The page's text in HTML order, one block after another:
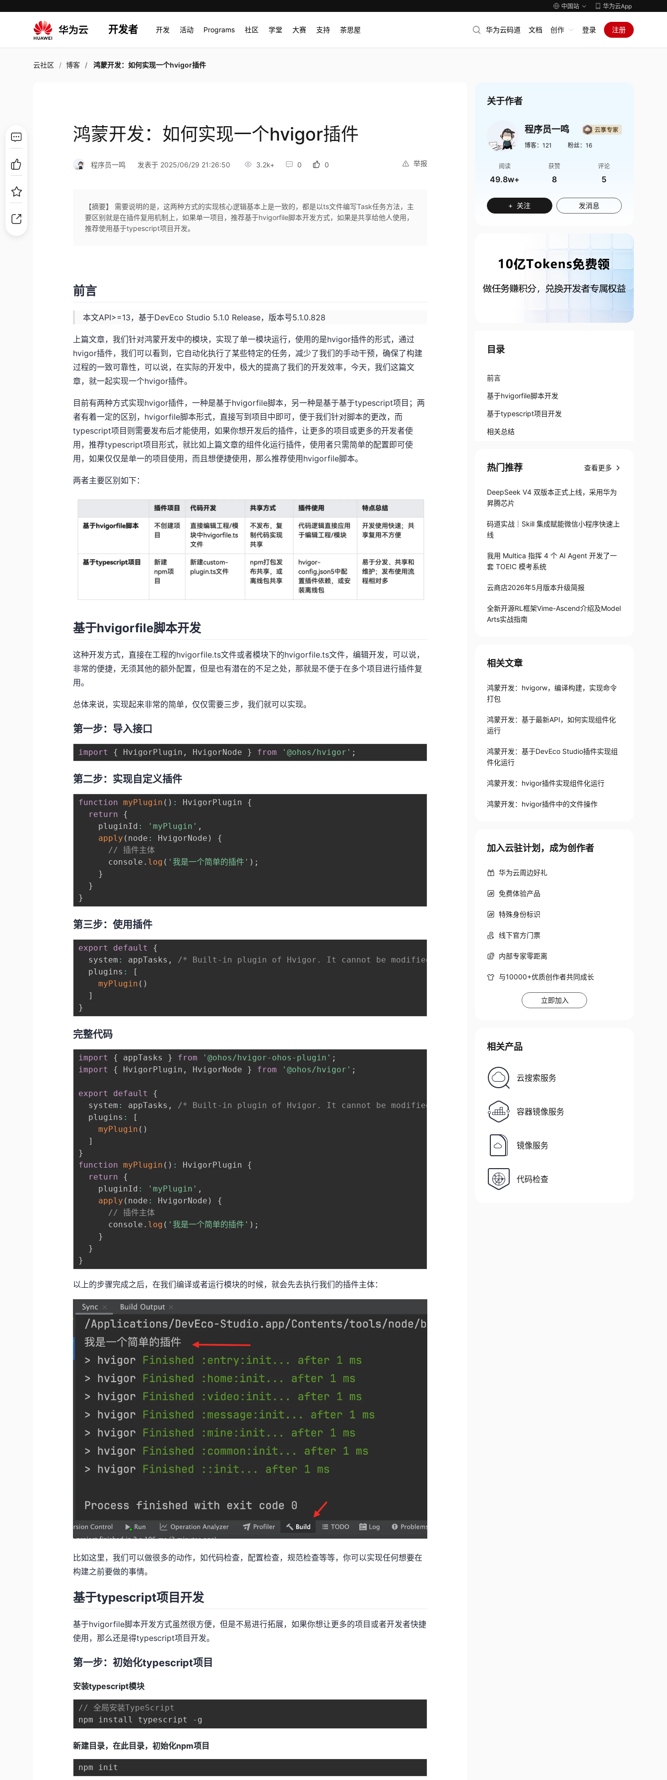
中国站 华为云App
开发者 开发 活动 Programs 社区 学堂 大赛 支持 茶思屋 华为云码道 文档 创作 登录 注册
云社区 博客 鸿蒙开发：如何实现一个hvigor插件
鸿蒙开发：如何实现一个hvigor插件
举报
程序员一鸣 发表于 2025/06/29 21:26:50 3.2k+ 0 0
【摘要】 需要说明的是，这两种方式的实现核心逻辑基本上是一致的，都是以ts文件编写Task任务方法，主
要区别就是在插件复用机制上，如果单一项目，推荐基于hvigorfile脚本开发方式，如果是共享给他人使用，
推荐使用基于typescript项目开发。
前言
本文API>=13，基于DevEco Studio 5.1.0 Release，版本号5.1.0.828
上篇文章，我们针对鸿蒙开发中的模块，实现了单一模块运行，使用的是hvigor插件的形式，通过
hvigor插件，我们可以看到，它自动化执行了某些特定的任务，减少了我们的手动干预，确保了构建
过程的一致可靠性，可以说，在实际的开发中，极大的提高了我们的开发效率，今天，我们这篇文
章，就一起实现一个hvigor插件。
目前有两种方式实现hvigor插件，一种是基于hvigorfile脚本，另一种是基于基于typescript项目；两
者有着一定的区别，hvigorfile脚本形式，直接写到项目中即可，便于我们针对脚本的更改，而
typescript项目则需要发布后才能使用，如果你想开发后的插件，让更多的项目或更多的开发者使
用，推荐typescript项目形式，就比如上篇文章的组件化运行插件，使用者只需简单的配置即可使
用，如果仅仅是单一的项目使用，而且想便捷使用，那么推荐使用hvigorfile脚本。
两者主要区别如下：
基于hvigorfile脚本开发
这种开发方式，直接在工程的hvigorfile.ts文件或者模块下的hvigorfile.ts文件，编辑开发，可以说，
非常的便捷，无须其他的额外配置，但是也有潜在的不足之处，那就是不便于在多个项目进行插件复
用。
总体来说，实现起来非常的简单，仅仅需要三步，我们就可以实现。
第一步：导入接口
import { HvigorPlugin , HvigorNode } from '@ohos/hvigor' ;
第二步：实现自定义插件
function myPlugin ( ) : HvigorPlugin {
return
{
    pluginId
: 'myPlugin' ,
apply ( node : HvigorNode )
{
// 插件主体
      console
. log ( '我是一个简单的插件' ) ;
}
}
}
第三步：使用插件
export default
{
  system
: appTasks ,
/* Built-in plugin of Hvigor. It cannot be modified. */
  plugins
:
[
myPlugin ( )
]
}
完整代码
import { appTasks } from '@ohos/hvigor-ohos-plugin' ;
import
{ HvigorPlugin , HvigorNode } from '@ohos/hvigor' ;
export default
{
  system
: appTasks ,
/* Built-in plugin of Hvigor. It cannot be modified. */
  plugins
:
[
myPlugin ( )
]
}
function myPlugin ( ) : HvigorPlugin {
return
{
    pluginId
: 'myPlugin' ,
apply ( node : HvigorNode )
{
// 插件主体
      console
. log ( '我是一个简单的插件' ) ;
}
}
}
以上的步骤完成之后，在我们编译或者运行模块的时候，就会先去执行我们的插件主体：
比如这里，我们可以做很多的动作，如代码检查，配置检查，规范检查等等，你可以实现任何想要在
构建之前要做的事情。
基于typescript项目开发
基于hvigorfile脚本开发方式虽然很方便，但是不易进行拓展，如果你想让更多的项目或者开发者快捷
使用，那么还是得typescript项目开发。
第一步：初始化typescript项目
安装typescript模块
// 全局安装TypeScript
npm install typescript -
新建目录，在此目录，初始化npm项目
关于作者
程序员一鸣
博客： 121 粉丝： 16
阅读
49.8w+
获赞
8
评论
5
+ 关注 发消息
目录
前言
基于hvigorfile脚本开发
基于typescript项目开发
相关总结
热门推荐 查看更多
DeepSeek V4 双版本正式上线，采用华为
昇腾芯片
码道实战｜Skill 集成赋能微信小程序快速上
线
我用 Multica 指挥 4 个 AI Agent 开发了一
套 TOEIC 模考系统
云商店2026年5月版本升级简报
全新开源RL框架Vime-Ascend介绍及Model
Arts实战指南
相关文章
鸿蒙开发：hvigorw，编译构建，实现命令
打包
鸿蒙开发：基于最新API，如何实现组件化
运行
鸿蒙开发：基于DevEco Studio插件实现组
件化运行
鸿蒙开发：hvigor插件实现组件化运行
鸿蒙开发：hvigor插件中的文件操作
加入云驻计划，成为创作者
华为云周边好礼
免费体验产品
特殊身份标识
线下官方门票
内部专家零距离
与10000+优质创作者共同成长
立即加入
相关产品
云搜索服务
容器镜像服务
镜像服务
代码检查